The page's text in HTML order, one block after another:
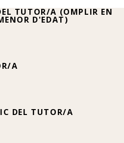
TUTOR/A (OMPLIR EN
D'EDAT)
A
DEL TUTOR/A